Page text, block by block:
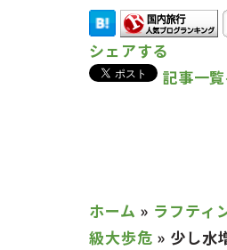
シェアする
記事一
ホーム » ラフティ
級大歩危 » 少し水